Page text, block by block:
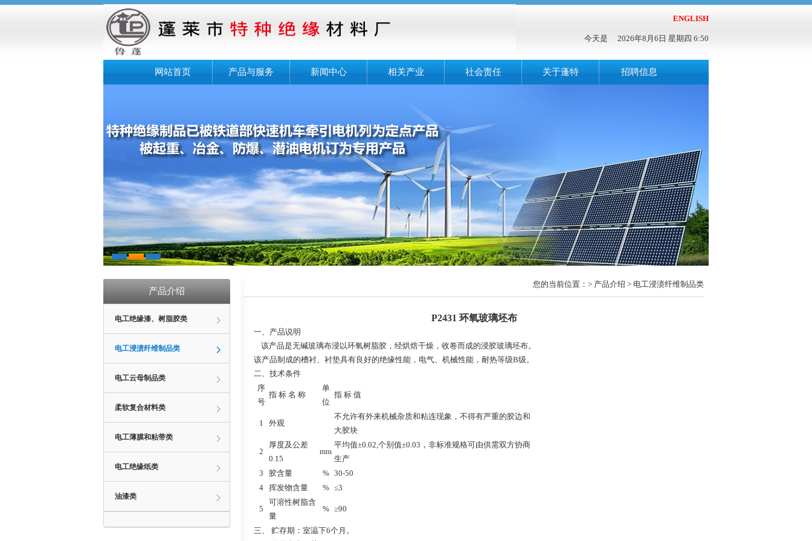
ENGLISH
今天是 2026年8月6日 星期四 6:50
网站首页 产品与服务 新闻中心 相关产业 社会责任 关于蓬特 招聘信息
产品介绍
电工绝缘漆、树脂胶类
电工浸渍纤维制品类
电工云母制品类
柔软复合材料类
电工薄膜和粘带类
电工绝缘纸类
油漆类
您的当前位置：> 产品介绍 > 电工浸渍纤维制品类
P2431 环氧玻璃坯布
一、产品说明
该产品是无碱玻璃布浸以环氧树脂胶，经烘焙干燥，收卷而成的浸胶玻璃坯布。
该产品制成的槽衬、衬垫具有良好的绝缘性能，电气、机械性能，耐热等级B级。
二、技术条件
序
号
指 标 名 称
单
位
指 标 值
1 外观
不允许有外来机械杂质和粘连现象，不得有严重的胶边和
大胶块
2
厚度及公差
0.15
mm
平均值±0.02,个别值±0.03，非标准规格可由供需双方协商
生产
3
胶含量 % 30-50
4
挥发物含量 % ≤3
5
可溶性树脂含
量
% ≥90
三、 贮存期：室温下6个月。